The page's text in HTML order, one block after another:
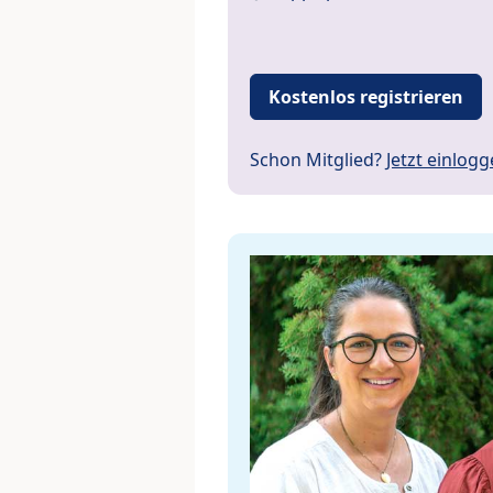
Kostenlos registrieren
Schon Mitglied? Jetzt